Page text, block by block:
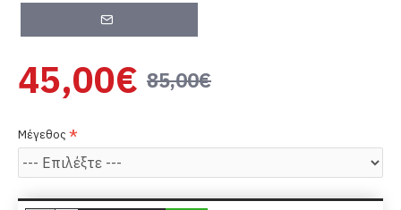
85,00€
45,00€
Μέγεθος